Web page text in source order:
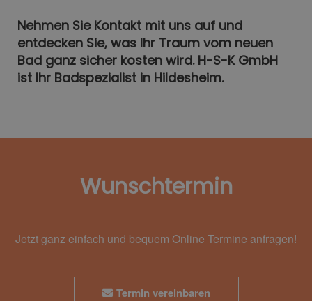
Nehmen Sie Kontakt mit uns auf und
entdecken Sie, was Ihr Traum vom neuen
Bad ganz sicher kosten wird. H-S-K GmbH
ist Ihr Badspezialist in Hildesheim.
Wunschtermin
Jetzt ganz einfach und bequem Online Termine anfragen!
Termin vereinbaren